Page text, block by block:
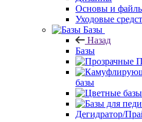
Основы и
Уходовые
Базы
Назад
Базы
базы
Дегидратор/